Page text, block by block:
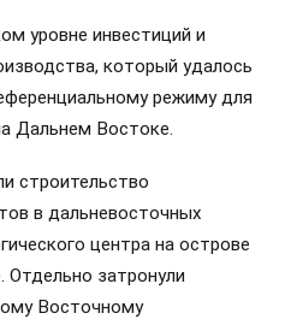
уровне инвестиций и
который удалось
режиму для
Дальнем Востоке.
строительство
в дальневосточных
центра на острове
Отдельно затронули
Восточному